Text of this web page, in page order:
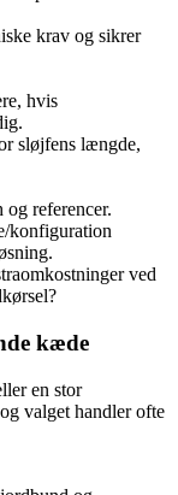
krav og sikrer
hvis
sløjfens længde,
referencer.
konfiguration
ved
kæde
en stor
valget handler ofte